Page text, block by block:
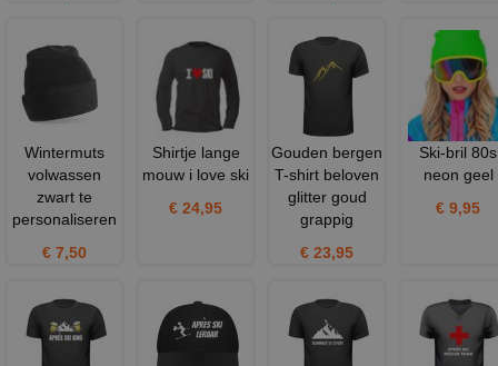
Wintermuts
volwassen
zwart te
personaliseren
€ 7,50
Shirtje lange
mouw i love ski
€ 24,95
Gouden bergen
T-shirt beloven
glitter goud
grappig
€ 23,95
Ski-bril 80s
neon geel
€ 9,95